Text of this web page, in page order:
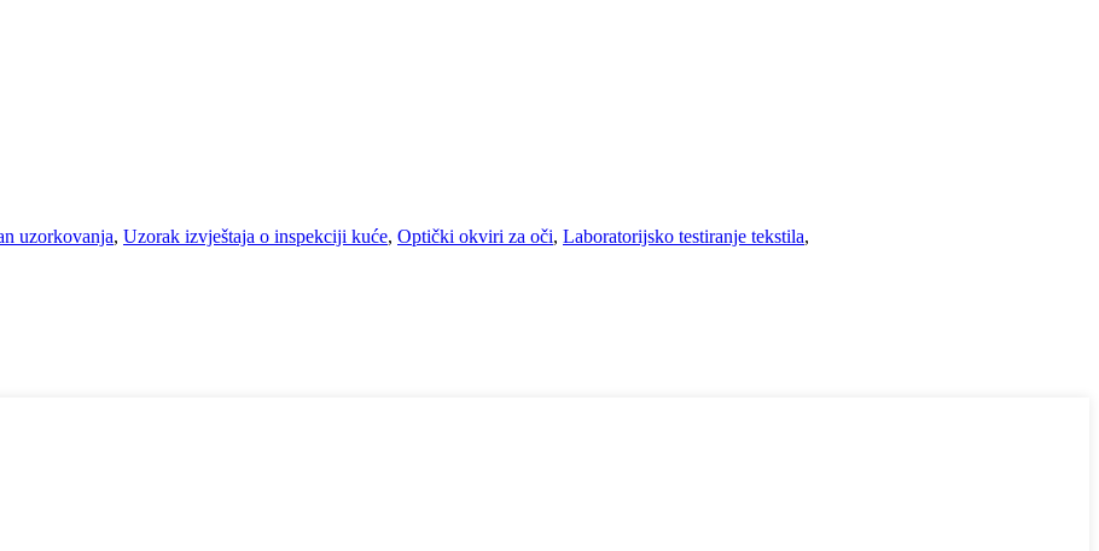
uzorkovanja, Uzorak izvještaja o inspekciji kuće, Optički okviri za oči, Laboratorijsko testiranje tekstila,